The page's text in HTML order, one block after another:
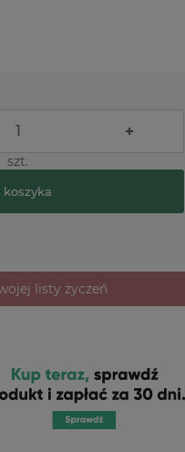
+
szt.
koszyka
listy życzeń